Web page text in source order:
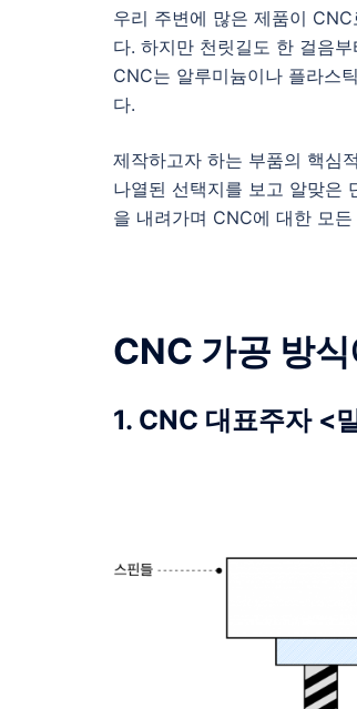
우리 주변에 많은 제품이
다. 하지만 천릿길도 한 걸음
CNC는 알루미늄이나 플라스
다.
제작하고자 하는 부품의 핵심
나열된 선택지를 보고 알맞은
을 내려가며 CNC에 대한 모
CNC 가공 방
1. CNC 대표주자 <